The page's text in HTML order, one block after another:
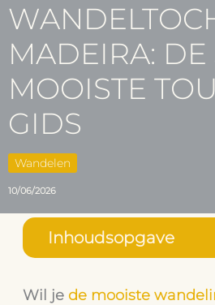
MADEIRA: DE
MOOISTE
GIDS
Wandelen
10/06/2026
Inhoudsopgave
Wil je de mooiste